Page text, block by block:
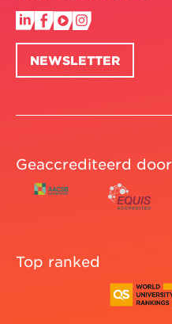
NEWSLETTER
Geaccrediteerd door
Top ranked